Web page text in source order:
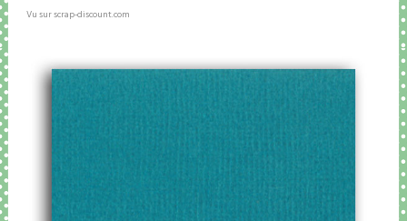
Vu sur scrap-discount.com